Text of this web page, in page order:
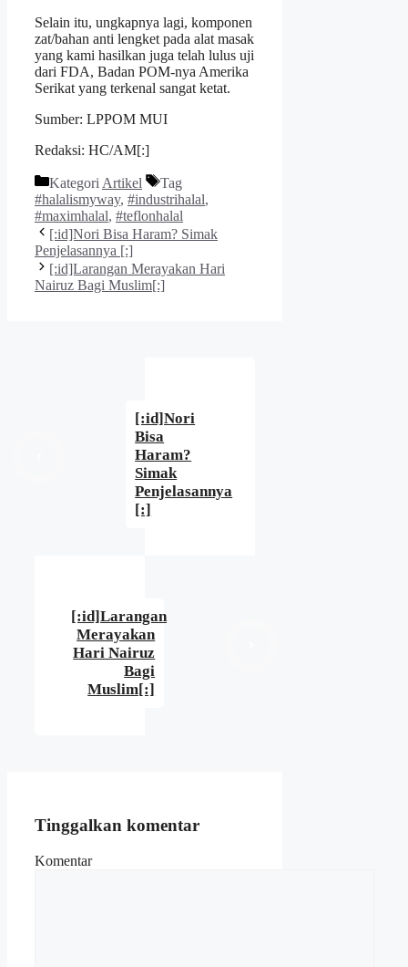
Selain itu, ungkapnya lagi, komponen
zat/bahan anti lengket pada alat masak
yang kami hasilkan juga telah lulus uji
dari FDA, Badan POM-nya Amerika
Serikat yang terkenal sangat ketat.
Sumber: LPPOM MUI
Redaksi: HC/AM[:]
Kategori Artikel
Tag
#halalismyway, #industrihalal,
#maximhalal, #teflonhalal
[:id]Nori Bisa Haram? Simak
Penjelasannya [:]
[:id]Larangan Merayakan Hari
Nairuz Bagi Muslim[:]
[:id]Nori
Bisa
Haram?
Simak
Penjelasannya
[:]
[:id]Larangan
Merayakan
Hari Nairuz
Bagi
Muslim[:]
Tinggalkan komentar
Komentar